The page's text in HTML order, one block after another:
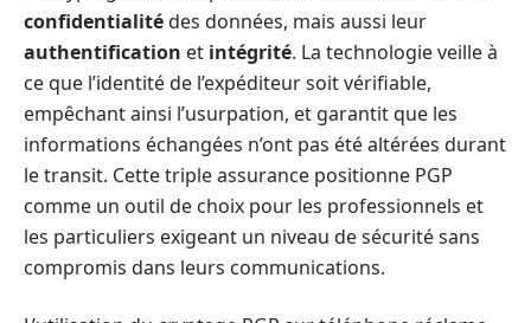
confidentialitédes données, mais aussi leur
authentification et intégrité. La technologie veille à
ce que l’identité de l’expéditeur soit vérifiable,
empêchant ainsi l’usurpation, et garantit que les
informations échangées n’ont pas été altérées durant
le transit. Cette triple assurance positionne PGP
comme un outil de choix pour les professionnels et
les particuliers exigeant un niveau de sécurité sans
compromis dans leurs communications.